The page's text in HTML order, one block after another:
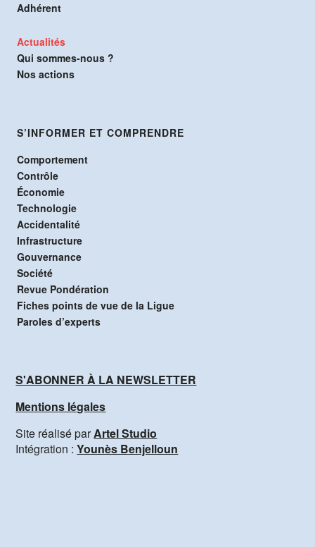
Adhérent
Actualités
Qui sommes-nous ?
Nos actions
S’INFORMER ET COMPRENDRE
Comportement
Contrôle
Économie
Technologie
Accidentalité
Infrastructure
Gouvernance
Société
Revue Pondération
Fiches points de vue de la Ligue
Paroles d’experts
S'ABONNER À LA NEWSLETTER
Mentions légales
Site réalisé parArtel Studio
Intégration :Younès Benjelloun